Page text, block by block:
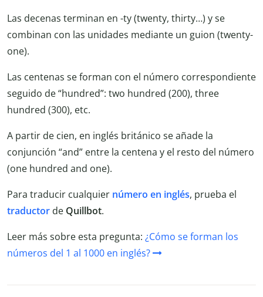
Las decenas terminan en -ty (twenty, thirty…) y se
combinan con las unidades mediante un guion (twenty-
one).
Las centenas se forman con el número correspondiente
seguido de “hundred”: two hundred (200), three
hundred (300), etc.
A partir de cien, en inglés británico se añade la
conjunción “and” entre la centena y el resto del número
(one hundred and one).
Para traducir cualquier número en inglés, prueba el
traductor de Quillbot.
Leer más sobre esta pregunta: ¿Cómo se forman los
números del 1 al 1000 en inglés?